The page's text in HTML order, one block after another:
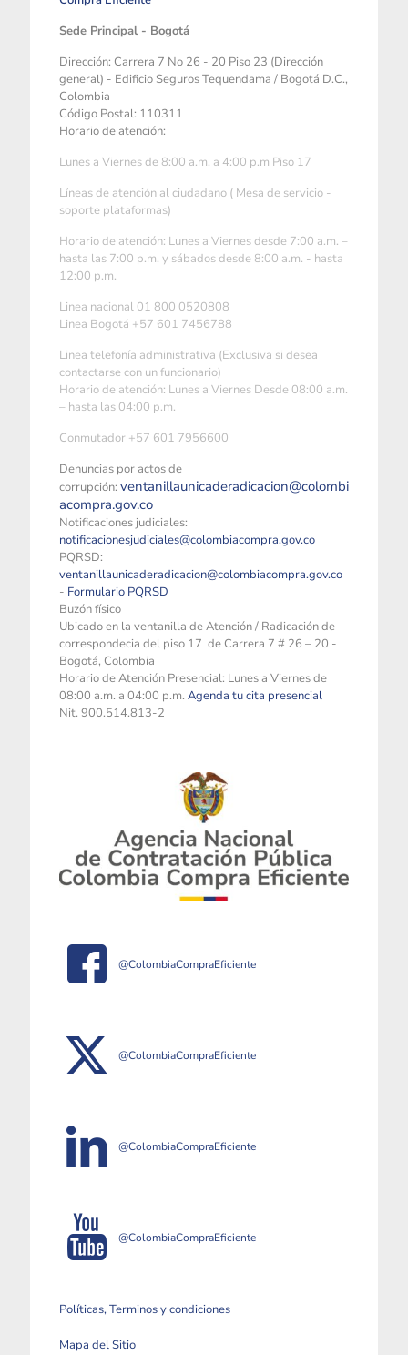
Sede Principal - Bogotá
Dirección: Carrera 7 No 26 - 20 Piso 23 (Dirección
general) - Edificio Seguros Tequendama / Bogotá D.C.,
Colombia
Código Postal: 110311
Horario de atención:
Lunes a Viernes de 8:00 a.m. a 4:00 p.m Piso 17
Líneas de atención al ciudadano ( Mesa de servicio -
soporte plataformas)
Horario de atención: Lunes a Viernes desde 7:00 a.m. –
hasta las 7:00 p.m. y sábados desde 8:00 a.m. - hasta
12:00 p.m.
Linea nacional 01 800 0520808
Linea Bogotá +57 601 7456788
Linea telefonía administrativa (Exclusiva si desea
contactarse con un funcionario)
Horario de atención: Lunes a Viernes Desde 08:00 a.m.
– hasta las 04:00 p.m.
Conmutador +57 601 7956600
Denuncias por actos de
corrupción: ventanillaunicaderadicacion@colombi
acompra.gov.co
Notificaciones judiciales:
notificacionesjudiciales@colombiacompra.gov.co
PQRSD:
ventanillaunicaderadicacion@colombiacompra.gov.co
- Formulario PQRSD
Buzón físico
Ubicado en la ventanilla de Atención / Radicación de
correspondecia del piso 17 de Carrera 7 # 26 – 20 -
Bogotá, Colombia
Horario de Atención Presencial: Lunes a Viernes de
08:00 a.m. a 04:00 p.m. Agenda tu cita presencial
Nit. 900.514.813-2
@ColombiaCompraEficiente
@ColombiaCompraEficiente
@ColombiaCompraEficiente
@ColombiaCompraEficiente
Políticas, Terminos y condiciones
Mapa del Sitio